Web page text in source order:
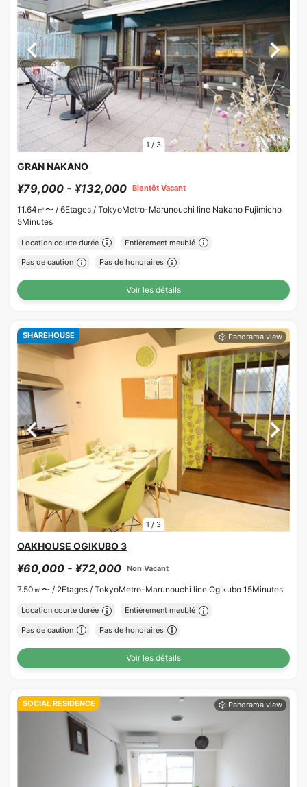
1 / 3
GRAN NAKANO
¥79,000 - ¥132,000 Bientôt Vacant
11.64㎡〜 / 6Etages / TokyoMetro-Marunouchi line Nakano Fujimicho
5Minutes
Location courte durée Entièrement meublé
Pas de caution Pas de honoraires
Voir les détails
1 / 3
SHAREHOUSE
OAKHOUSE OGIKUBO 3
¥60,000 - ¥72,000 Non Vacant
7.50㎡〜 / 2Etages / TokyoMetro-Marunouchi line Ogikubo 15Minutes
Location courte durée Entièrement meublé
Pas de caution Pas de honoraires
Voir les détails
SOCIAL RESIDENCE